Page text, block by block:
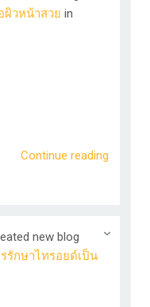
ผิวหน้าสวย in
Continue reading
new blog
รักษาไทรอยด์เป็น